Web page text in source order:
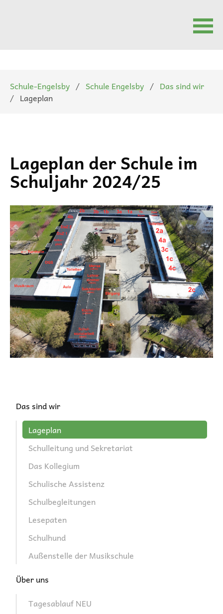
Schule-Engelsby Schule Engelsby
Das sind wir
Lageplan
Lageplan der Schule im
Schuljahr 2024/25
überspringen
Das sind wir
Lageplan
Schulleitung und Sekretariat
Das Kollegium
Schulische Assistenz
Schulbegleitungen
Lesepaten
Schulhund
Außenstelle der Musikschule
Über uns
Tagesablauf NEU